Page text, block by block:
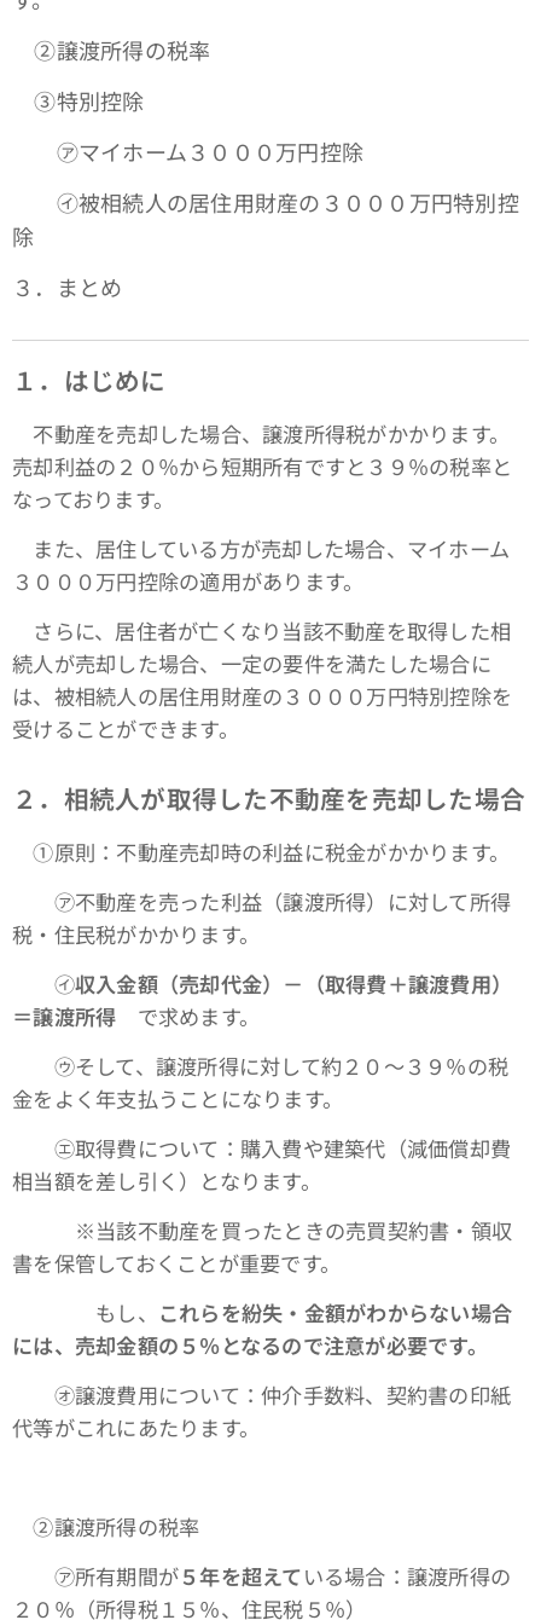
➁譲渡所得の税率
③特別控除
㋐マイホーム３０００万円控除
㋑被相続人の居住用財産の３０００万円特別控
除
３．まとめ
１．はじめに
不動産を売却した場合、譲渡所得税がかかります。
売却利益の２０％から短期所有ですと３９％の税率と
なっております。
また、居住している方が売却した場合、マイホーム
３０００万円控除の適用があります。
さらに、居住者が亡くなり当該不動産を取得した相
続人が売却した場合、一定の要件を満たした場合に
は、被相続人の居住用財産の３０００万円特別控除を
受けることができます。
２．相続人が取得した不動産を売却した場合
①原則：不動産売却時の利益に税金がかかります。
㋐不動産を売った利益（譲渡所得）に対して所得
税・住民税がかかります。
㋑収入金額（売却代金）－（取得費＋譲渡費用）
＝譲渡所得 で求めます。
㋒そして、譲渡所得に対して約２０～３９％の税
金をよく年支払うことになります。
㋓取得費について：購入費や建築代（減価償却費
相当額を差し引く）となります。
※当該不動産を買ったときの売買契約書・領収
書を保管しておくことが重要です。
もし、 これらを紛失・金額がわからない場合
には、売却金額の５％となるので注意が必要です。
㋔譲渡費用について：仲介手数料、契約書の印紙
代等がこれにあたります。
➁譲渡所得の税率
㋐所有期間が５年を超えている場合：譲渡所得の
２０％（所得税１５％、住民税５％）